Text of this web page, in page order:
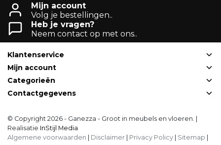
Mijn account
Volg je bestellingen..
Heb je vragen?
Neem contact op met ons..
Klantenservice
Mijn account
Categorieën
Contactgegevens
© Copyright 2026 - Ganezza - Groot in meubels en vloeren. |
Realisatie InStijl Media
Algemene voorwaarden
Disclaimer Privacy Policy Sitemap